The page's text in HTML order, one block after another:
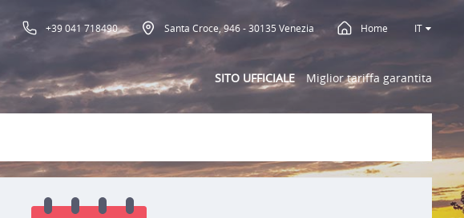
+39 041 718490 Santa Croce, 946 - 30135 Venezia Home IT
SITO UFFICIALE Miglior tariffa garantita